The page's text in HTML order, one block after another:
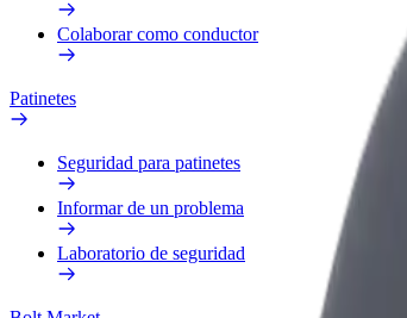
Colaborar como conductor
Patinetes
Seguridad para patinetes
Informar de un problema
Laboratorio de seguridad